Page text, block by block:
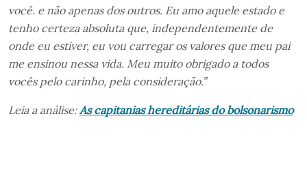
você. e não apenas dos outros. Eu amo aquele estado e
tenho certeza absoluta que, independentemente de
onde eu estiver, eu vou carregar os valores que meu pai
me ensinou nessa vida. Meu muito obrigado a todos
vocês pelo carinho, pela consideração.”
Leia a análise:As capitanias hereditárias do bolsonarismo